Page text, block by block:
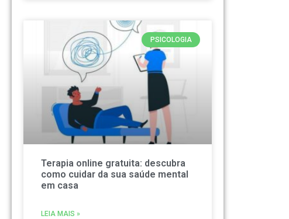
PSICOLOGIA
Terapia online gratuita: descubra
como cuidar da sua saúde mental
em casa
LEIA MAIS »